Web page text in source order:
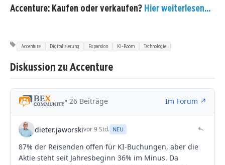
Accenture: Kaufen oder verkaufen? Hier weiterlesen...
Accenture Digitalisierung Expansion KI-Boom Technologie
Diskussion zu Accenture